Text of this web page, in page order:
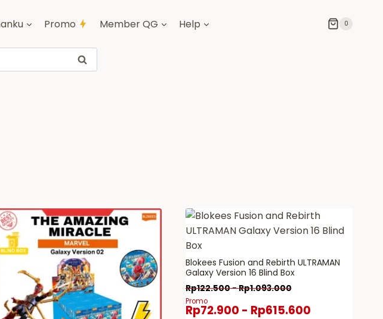
Promo Member QG Help 0
Cari
Blokees Fusion and Rebirth ULTRAMAN
Galaxy Version 16 Blind Box
Rp122.500-Rp1.093.000
Promo
Rp72.900 - Rp615.600